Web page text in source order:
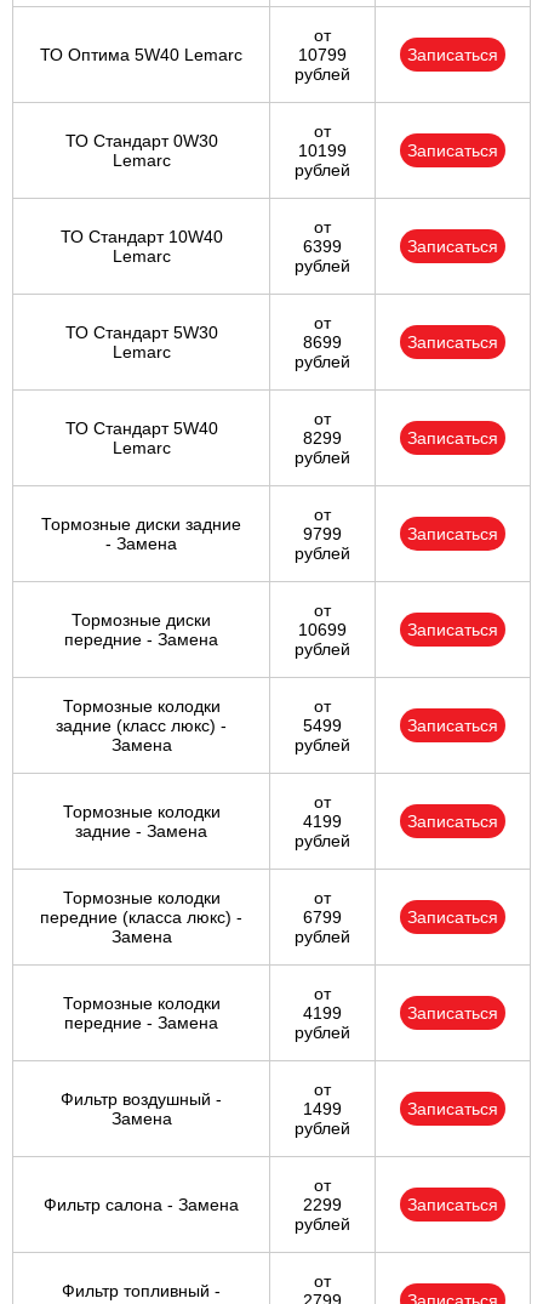
ТО Оптима 5W40 Lemarc
от
10799
рублей
Записаться
ТО Стандарт 0W30
Lemarc
от
10199
рублей
Записаться
ТО Стандарт 10W40
Lemarc
от
6399
рублей
Записаться
ТО Стандарт 5W30
Lemarc
от
8699
рублей
Записаться
ТО Стандарт 5W40
Lemarc
от
8299
рублей
Записаться
Тормозные диски задние
- Замена
от
9799
рублей
Записаться
Тормозные диски
передние - Замена
от
10699
рублей
Записаться
Тормозные колодки
задние (класс люкс) -
Замена
от
5499
рублей
Записаться
Тормозные колодки
задние - Замена
от
4199
рублей
Записаться
Тормозные колодки
передние (класса люкс) -
Замена
от
6799
рублей
Записаться
Тормозные колодки
передние - Замена
от
4199
рублей
Записаться
Фильтр воздушный -
Замена
от
1499
рублей
Записаться
Фильтр салона - Замена
от
2299
рублей
Записаться
Фильтр топливный -
от